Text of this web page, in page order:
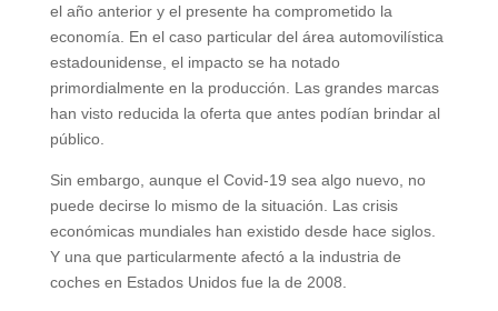
el año anterior y el presente ha comprometido la
economía. En el caso particular del área automovilística
estadounidense, el impacto se ha notado
primordialmente en la producción. Las grandes marcas
han visto reducida la oferta que antes podían brindar al
público.
Sin embargo, aunque el Covid-19 sea algo nuevo, no
puede decirse lo mismo de la situación. Las crisis
económicas mundiales han existido desde hace siglos.
Y una que particularmente afectó a la industria de
coches en Estados Unidos fue la de 2008.